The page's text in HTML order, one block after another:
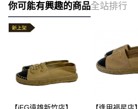
你可能有興趣的商品全站排行
【iFG遠雄新竹店】 【逢甲福星店】